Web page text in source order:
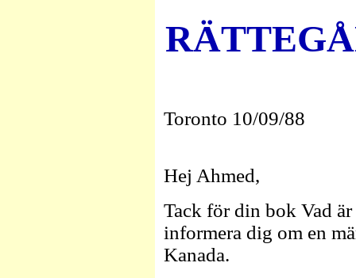
Toronto 10/09/88
Hej Ahmed,
Tack för din bok Vad
informera dig om en
Kanada.